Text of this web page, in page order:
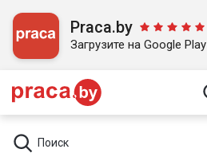
Praca.by
Загрузите на Google Play
Поиск